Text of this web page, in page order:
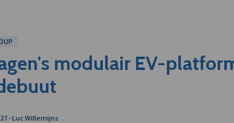
modulair EV-
- Luc Willemijns